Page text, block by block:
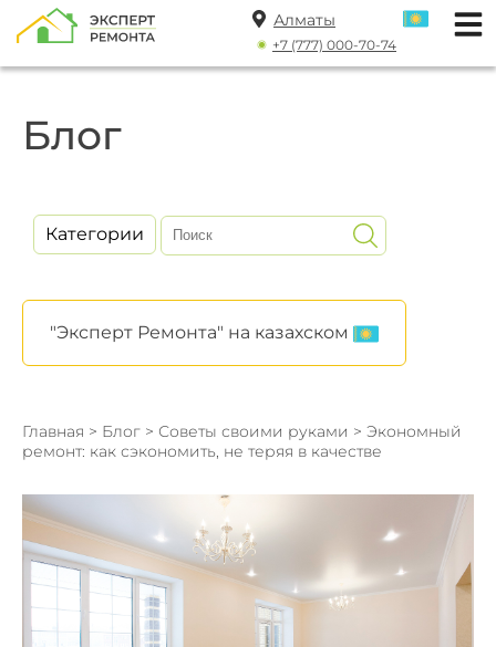
Алматы
+7 (777) 000-70-74
Блог
Категории
"Эксперт Ремонта" на казахском
Главная > Блог > Советы своими руками > Экономный
ремонт: как сэкономить, не теряя в качестве